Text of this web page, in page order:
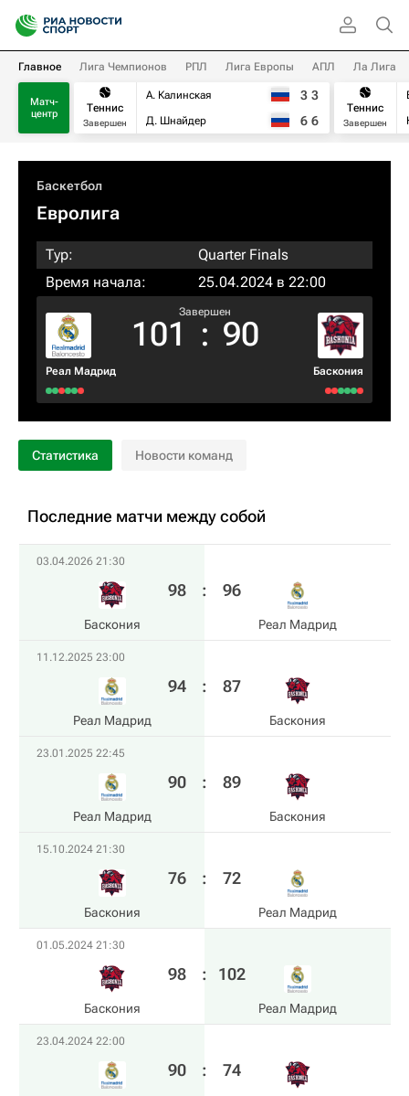
Главное Лига Чемпионов РПЛ Лига Европы АПЛ Ла Лига
Матч-
центр
Теннис
Завершен
А. Калинская
Д. Шнайдер
3 3
6 6
Теннис
Завершен
Баскетбол
Евролига
Тур:
Quarter Finals
Время начала:
25.04.2024 в 22:00
Реал Мадрид
Завершен
101 : 90
Баскония
Статистика Новости команд
Последние матчи между собой
03.04.2026 21:30
Баскония
98 : 96
Реал Мадрид
11.12.2025 23:00
Реал Мадрид
94 : 87
Баскония
23.01.2025 22:45
Реал Мадрид
90 : 89
Баскония
15.10.2024 21:30
Баскония
76 : 72
Реал Мадрид
01.05.2024 21:30
Баскония
98 : 102
Реал Мадрид
23.04.2024 22:00
90 : 74